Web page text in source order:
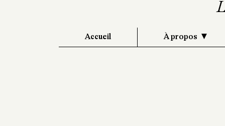
Accueil À propos